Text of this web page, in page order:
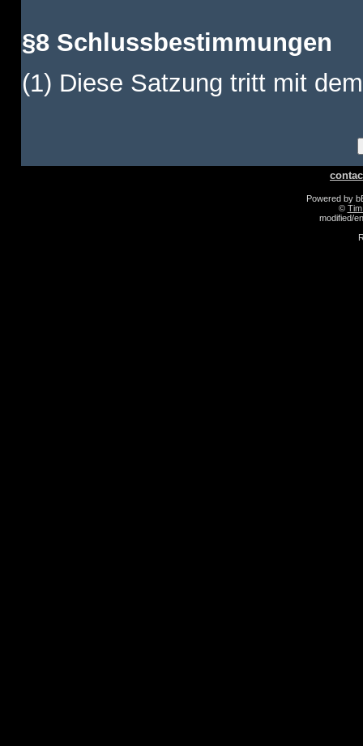
§8 Schlussbestimmungen
(1) Diese Satzung tritt mit
Powered by
©
modified/